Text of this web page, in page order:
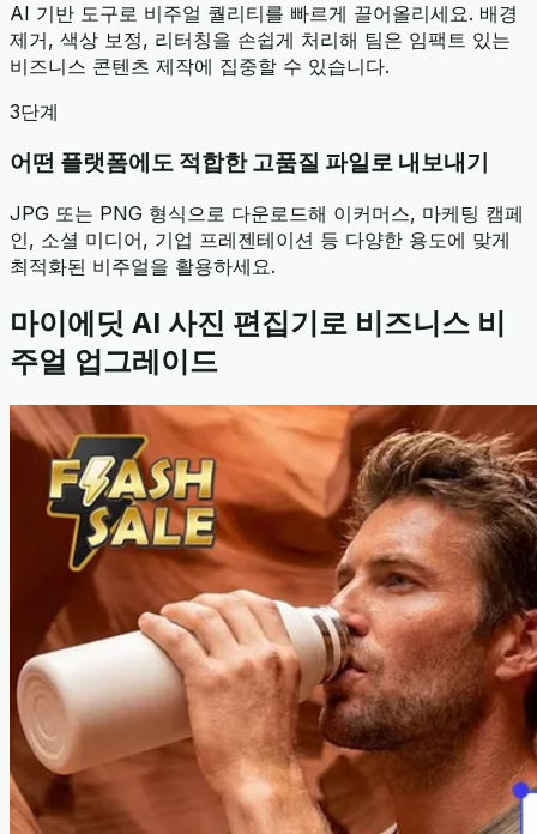
AI 기반 도구로 비주얼 퀄리티를 빠르게 끌어올리세요. 배경
제거, 색상 보정, 리터칭을 손쉽게 처리해 팀은 임팩트 있는
비즈니스 콘텐츠 제작에 집중할 수 있습니다.
3단계
어떤 플랫폼에도 적합한 고품질 파일로 내보내기
JPG 또는 PNG 형식으로 다운로드해 이커머스, 마케팅 캠페
인, 소셜 미디어, 기업 프레젠테이션 등 다양한 용도에 맞게
최적화된 비주얼을 활용하세요.
마이에딧 AI 사진 편집기로 비즈니스 비
주얼 업그레이드